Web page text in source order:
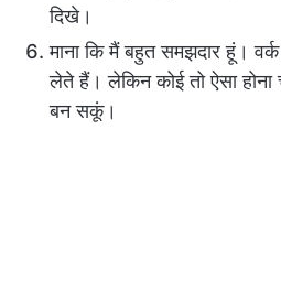
दिखे।
माना कि मैं बहुत समझदार हूं।
लेते हैं। लेकिन कोई तो ऐसा
बन सकूं।